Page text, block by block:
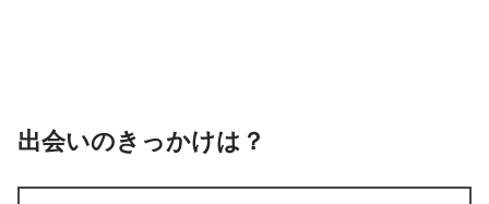
出会いのきっかけは？